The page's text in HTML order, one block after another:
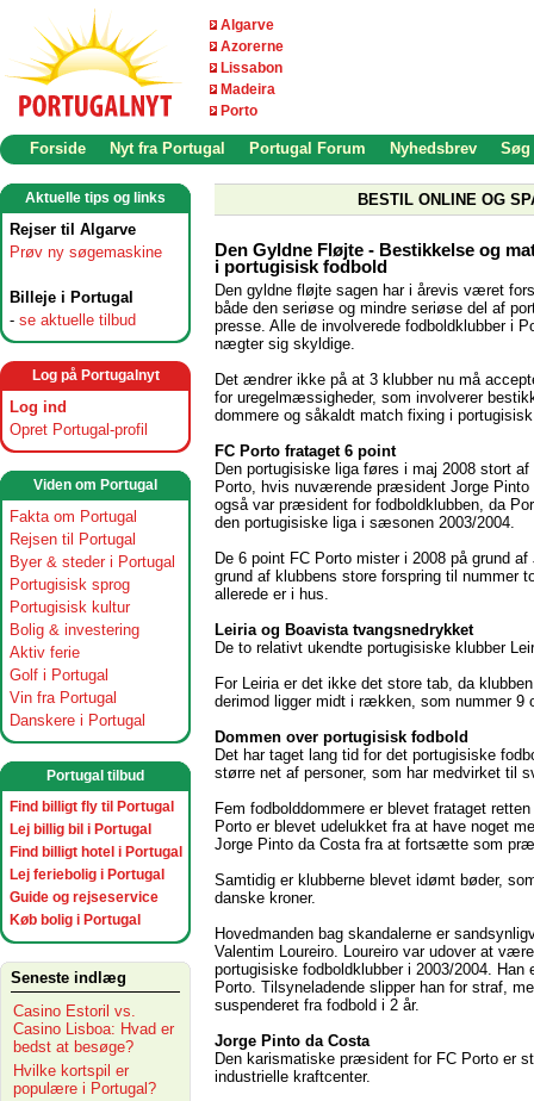
Algarve
Azorerne
Lissabon
Madeira
Porto
Forside Nyt fra Portugal Portugal Forum Nyhedsbrev Søg
Aktuelle tips og links
Rejser til Algarve
Prøv ny søgemaskine
Billeje i Portugal
- se aktuelle tilbud
Log på Portugalnyt
Log ind
Opret Portugal-profil
Viden om Portugal
Fakta om Portugal
Rejsen til Portugal
Byer & steder i Portugal
Portugisisk sprog
Portugisisk kultur
Bolig & investering
Aktiv ferie
Golf i Portugal
Vin fra Portugal
Danskere i Portugal
Portugal tilbud
Find billigt fly til Portugal
Lej billig bil i Portugal
Find billigt hotel i Portugal
Lej feriebolig i Portugal
Guide og rejseservice
Køb bolig i Portugal
Seneste indlæg
Casino Estoril vs.
Casino Lisboa: Hvad er
bedst at besøge?
Hvilke kortspil er
populære i Portugal?
BESTIL ONLINE OG
Den Gyldne Fløjte - Bestikkelse og
i portugisisk fodbold
Den gyldne fløjte sagen har i årevis været
både den seriøse og mindre seriøse del af
presse. Alle de involverede fodboldklubber i
nægter sig skyldige.
Det ændrer ikke på at 3 klubber nu må
for uregelmæssigheder, som involverer
dommere og såkaldt match fixing i
FC Porto frataget 6 point
Den portugisiske liga føres i maj 2008 stort af
Porto, hvis nuværende præsident Jorge Pinto
også var præsident for fodboldklubben, da
den portugisiske liga i sæsonen 2003/2004.
De 6 point FC Porto mister i 2008 på grund
grund af klubbens store forspring til nummer
allerede er i hus.
Leiria og Boavista tvangsnedrykket
De to relativt ukendte portugisiske klubber
For Leiria er det ikke det store tab, da
derimod ligger midt i rækken, som nummer 9
Dommen over portugisisk fodbold
Det har taget lang tid for det portugisiske
større net af personer, som har medvirket til
Fem fodbolddommere er blevet frataget
Porto er blevet udelukket fra at have noget
Jorge Pinto da Costa fra at fortsætte som
Samtidig er klubberne blevet idømt bøder,
danske kroner.
Hovedmanden bag skandalerne er
Valentim Loureiro. Loureiro var udover at
portugisiske fodboldklubber i 2003/2004.
Porto. Tilsyneladende slipper han for straf,
suspenderet fra fodbold i 2 år.
Jorge Pinto da Costa
Den karismatiske præsident for FC Porto er
industrielle kraftcenter.